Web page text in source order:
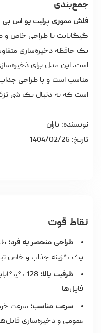
جمع‌بندی
فلش مموری پرلیت یو اس بی
گیگابایت با طراحی خاص و
یک حافظه ذخیره‌سازی
است. این مدل برای
مناسب است و با طراحی
است که به دنبال یک شی
نویسنده: باران
تاریخ: 1404/02/26
نقاط قوت
طراحی منحصر به فرد:
یک گزینه جذاب و خاص
ظرفیت بالا:
128
فایل‌ها
سرعت مناسب: سرعت
عمومی و ذخیره‌سازی